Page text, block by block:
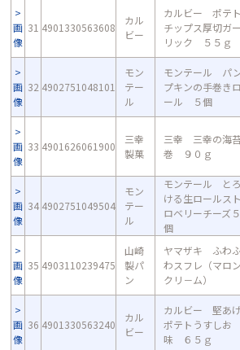
画
像
31 4901330563608
カル
ビー
カルビー ポテト
チップス厚切ガー
リック ５５ｇ
画
像
32 4902751048101
モン
テー
ル
モンテール パ
プキンの手巻きロ
ール ５個
画
像
33 4901626061900
三幸
製菓
三幸 三幸の海
巻 ９０ｇ
画
像
34 4902751049504
モン
テー
ル
モンテール とろ
ける生ロールスト
ロベリーチーズ５
個
画
像
35 4903110239475
山崎
製パ
ン
ヤマザキ ふわ
わスフレ（マロン
クリ－ム）
画
像
36 4901330563240
カル
ビー
カルビー 堅あ
ポテトうすしお
味 ６５ｇ